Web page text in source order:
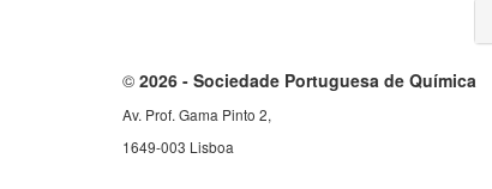
© 2026 - Sociedade Portuguesa de Química
Av. Prof. Gama Pinto 2,
1649-003 Lisboa